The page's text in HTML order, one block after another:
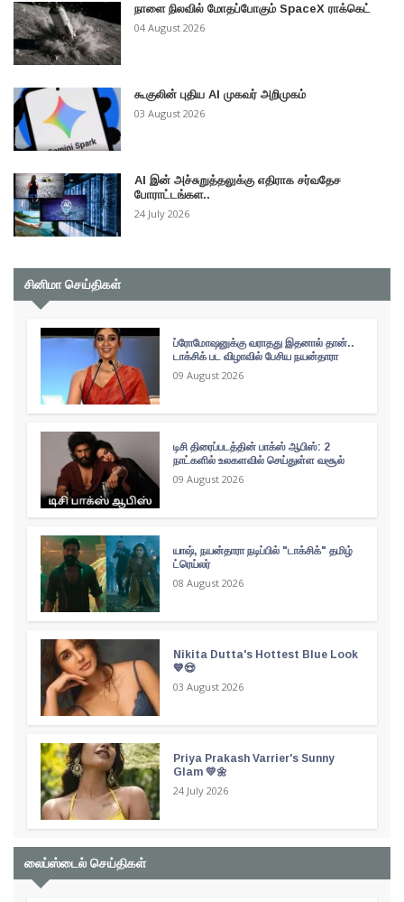
நாளை நிலவில் மோதப்போகும் SpaceX ராக்கெட்
04 August 2026
கூகுலின் புதிய AI முகவர் அறிமுகம்
03 August 2026
AI இன் அச்சுறுத்தலுக்கு எதிராக சர்வதேச
போராட்டங்கள..
24 July 2026
சினிமா செய்திகள்
ப்ரோமோஷனுக்கு வராதது இதனால் தான்..
டாக்சிக் பட விழாவில் பேசிய நயன்தாரா
09 August 2026
டிசி திரைப்படத்தின் பாக்ஸ் ஆபிஸ்: 2
நாட்களில் உலகளவில் செய்துள்ள வசூல்
09 August 2026
யாஷ், நயன்தாரா நடிப்பில் "டாக்சிக்" தமிழ்
ட்ரெய்லர்
08 August 2026
Nikita Dutta's Hottest Blue Look
💙😍
03 August 2026
Priya Prakash Varrier's Sunny
Glam 💛🌼
24 July 2026
லைப்ஸ்டைல் செய்திகள்